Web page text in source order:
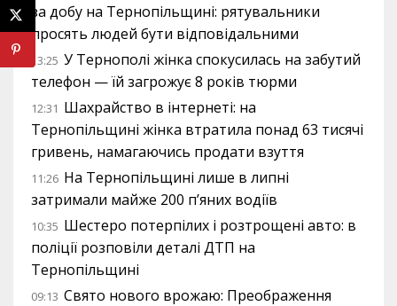
за добу на Тернопільщині: рятувальники
просять людей бути відповідальними
13:25 У Тернополі жінка спокусилась на забутий
телефон — їй загрожує 8 років тюрми
12:31 Шахрайство в інтернеті: на
Тернопільщині жінка втратила понад 63 тисячі
гривень, намагаючись продати взуття
11:26 На Тернопільщині лише в липні
затримали майже 200 п’яних водіїв
10:35 Шестеро потерпілих і розтрощені авто: в
поліції розповіли деталі ДТП на
Тернопільщині
09:13 Свято нового врожаю: Преображення